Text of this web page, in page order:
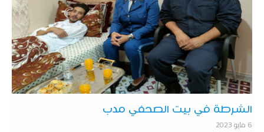
الشرطة في بيت الصحفي مدب
6 مايو 2023